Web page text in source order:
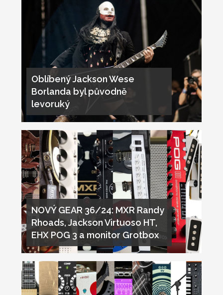
Oblíbený Jackson Wese
Borlanda byl původně
levoruký
NOVÝ GEAR 36/24: MXR Randy
Rhoads, Jackson Virtuoso HT,
EHX POG 3 a monitor Grotbox